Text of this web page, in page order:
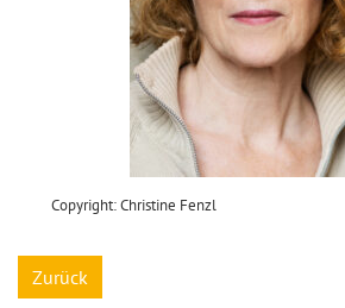
Copyright: Christine Fenzl
Zurück